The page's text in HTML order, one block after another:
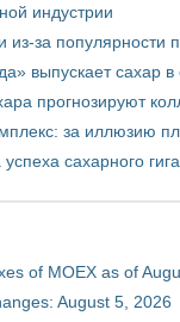
индустрии
за популярности
выпускает сахар в
прогнозируют
за иллюзию
сахарного
of MOEX as of
August 5, 2026